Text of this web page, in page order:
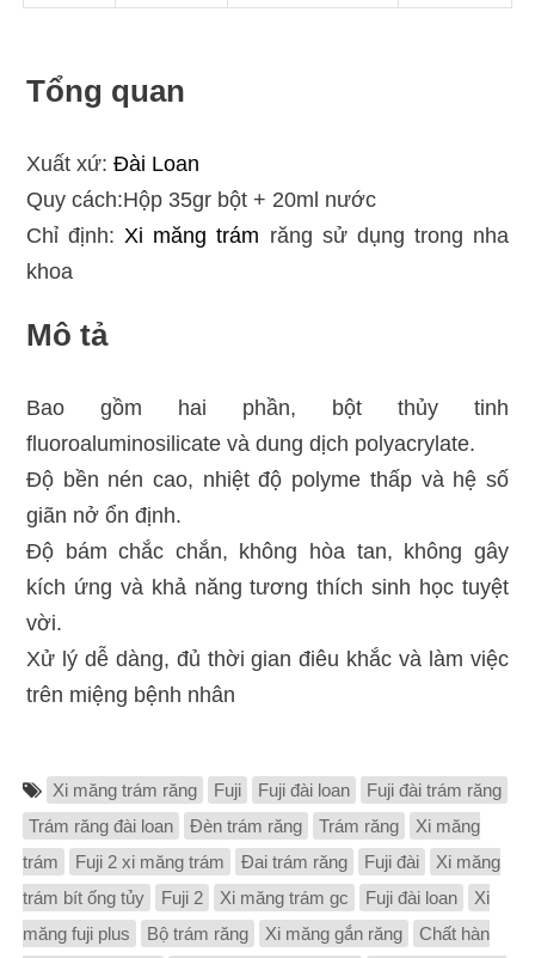
Tổng quan
Xuất xứ: Đài Loan
Quy cách:Hộp 35gr bột + 20ml nước
Chỉ định:Xi măng trám răng sử dụng trong nha
khoa
Mô tả
Bao gồm hai phần, bột thủy tinh
fluoroaluminosilicate và dung dịch polyacrylate.
Độ bền nén cao, nhiệt độ polyme thấp và hệ số
giãn nở ổn định.
Độ bám chắc chắn, không hòa tan, không gây
kích ứng và khả năng tương thích sinh học tuyệt
vời.
Xử lý dễ dàng, đủ thời gian điêu khắc và làm việc
trên miệng bệnh nhân
Xi măng trám răng Fuji Fuji đài loan
Fuji đài trám răng
Trám răng đài loan
Đèn trám răng Trám răng
Xi măng
trám
Fuji 2 xi măng trám Đai trám răng Fuji đài
Xi măng
trám bít ống tủy
Fuji 2 Xi măng trám gc Fuji đài loan
Xi
măng fuji plus
Bộ trám răng Xi măng gắn răng Chất hàn